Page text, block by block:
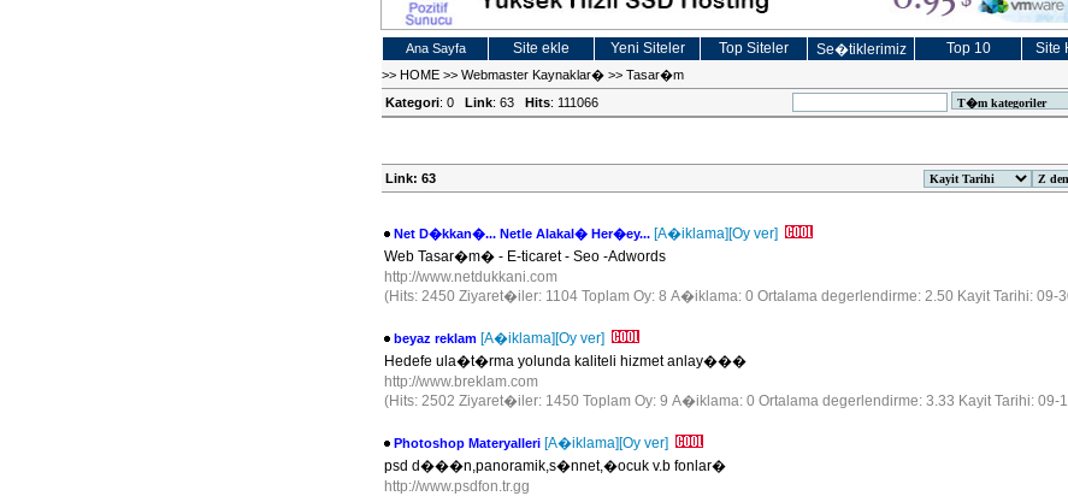
Ana Sayfa Site ekle Yeni Siteler Top Siteler Se�tiklerimiz Top 10 Site
>> HOME >> Webmaster Kaynaklar� >> Tasar�m
Kategori: 0 Link: 63 Hits: 111066
Link: 63
Net D�kkan�... Netle Alakal� Her�ey... [A�iklama][Oy ver]
Web Tasar�m� - E-ticaret - Seo -Adwords
http://www.netdukkani.com
(Hits: 2450 Ziyaret�iler: 1104 Toplam Oy: 8 A�iklama: 0 Ortalama degerlendirme: 2.50 Kayit Tarihi: 09-
beyaz reklam [A�iklama][Oy ver]
Hedefe ula�t�rma yolunda kaliteli hizmet anlay���
http://www.breklam.com
(Hits: 2502 Ziyaret�iler: 1450 Toplam Oy: 9 A�iklama: 0 Ortalama degerlendirme: 3.33 Kayit Tarihi: 09-
Photoshop Materyalleri [A�iklama][Oy ver]
psd d���n,panoramik,s�nnet,�ocuk v.b fonlar�
http://www.psdfon.tr.gg